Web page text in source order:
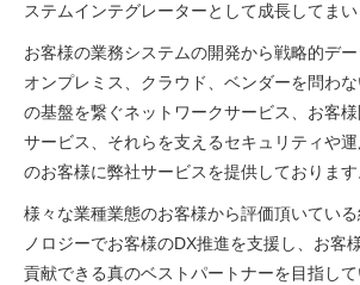
ステムインテグレーターとして成長してまい
お客様の業務システムの開発から戦略的デー
オンプレミス、クラウド、ベンダーを問わ
の基盤を繋ぐネットワークサービス、お客
サービス、それらを支えるセキュリティや運
のお客様に弊社サービスを提供しております
様々な業種業態のお客様から評価頂いてい
ノロジーでお客様のDX推進を支援し、お客
貢献できる真のベストパートナーを⽬指して